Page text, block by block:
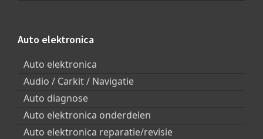
Auto elektronica
Auto elektronica
Audio / Carkit / Navigatie
Auto diagnose
Auto elektronica onderdelen
Auto elektronica reparatie/revisie